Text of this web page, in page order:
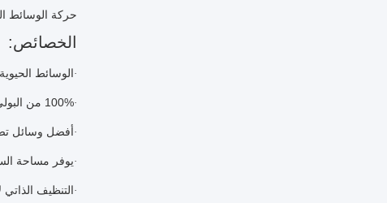
حركة الوسائط
الخصائص:
·الوسائط
·100% من البولي إيثيلين العذراء ذات الجودة العالية
·أفضل وسائل
·يوفر مساحة
·التنظيف